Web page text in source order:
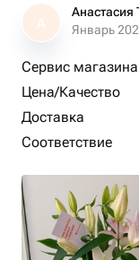
А
Январь
Сервис магазина
Цена/Качество
Доставка
Соответствие